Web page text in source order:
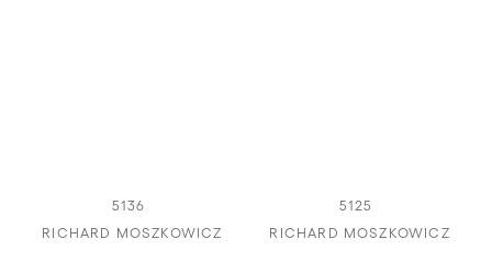
5136
RICHARD MOSZKOWICZ
5125
RICHARD MOSZKOWICZ